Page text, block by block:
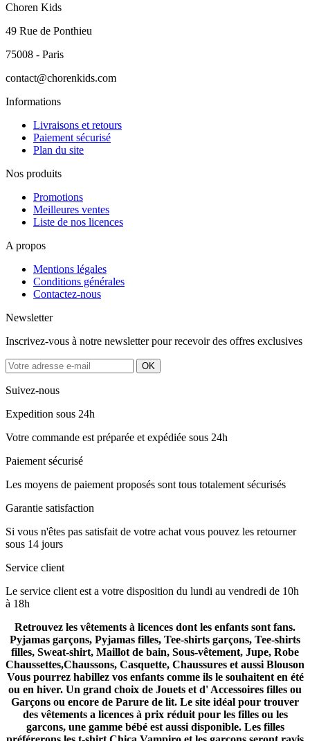
Choren Kids
49 Rue de Ponthieu
75008 - Paris
contact@chorenkids.com
Informations
Livraisons et retours
Paiement sécurisé
Plan du site
Nos produits
Promotions
Meilleures ventes
Liste de nos licences
A propos
Mentions légales
Conditions générales
Contactez-nous
Newsletter
Inscrivez-vous à notre newsletter pour recevoir des offres exclusives
Suivez-nous
Expedition sous 24h
Votre commande est préparée et expédiée sous 24h
Paiement sécurisé
Les moyens de paiement proposés sont tous totalement sécurisés
Garantie satisfaction
Si vous n'êtes pas satisfait de votre achat vous pouvez les retourner
sous 14 jours
Service client
Le service client est a votre disposition du lundi au vendredi de 10h
à 18h
Retrouvez les vêtements à licences dont les enfants sont fans.
Pyjamas garçons, Pyjamas filles, Tee-shirts garçons, Tee-shirts
filles, Sweat-shirt, Maillot de bain, Sous-vêtement, Jupe, Robe
Chaussettes,Chaussons, Casquette, Chaussures et aussi Blouson
Vous pourrez habillez vos enfants comme ils le souhaitent en été
ou en hiver. Un grand choix de Jouets et d' Accessoires filles ou
Garçons ou encore de Parure de lit. Le site idéal pour trouver
des vêtements a licences à prix réduit pour les filles ou les
garcons, une gamme bébé est aussi disponible. Les filles